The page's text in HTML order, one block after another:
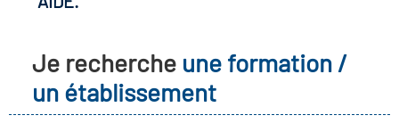
les métiers
clés métiers et
Je recherche une formation /
un établissement